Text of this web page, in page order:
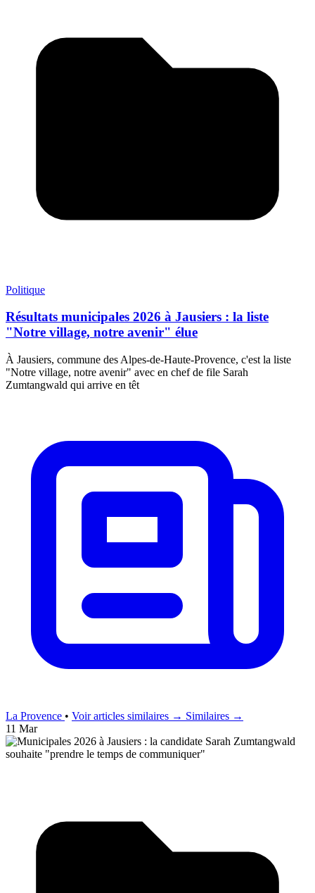
Politique
Résultats municipales 2026 à Jausiers : la liste
"Notre village, notre avenir" élue
À Jausiers, commune des Alpes-de-Haute-Provence, c'est la liste
"Notre village, notre avenir" avec en chef de file Sarah
Zumtangwald qui arrive en têt
La Provence • Voir articles similaires → Similaires →
11 Mar